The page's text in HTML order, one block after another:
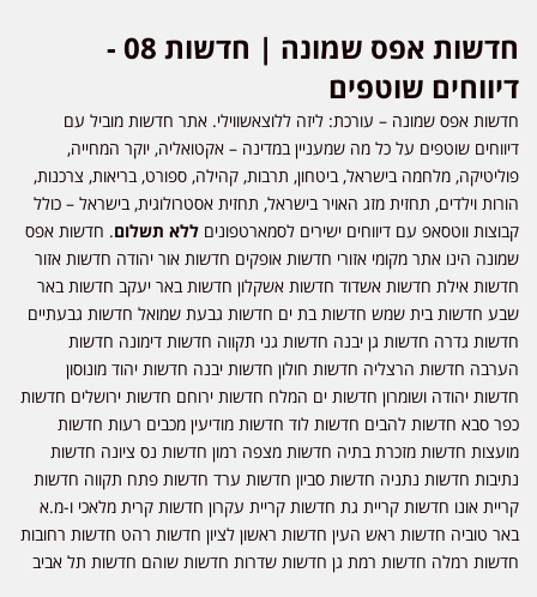
חדשות אפס שמונה | חדשות 08 -
דיווחים שוטפים
חדשות אפס שמונה – עורכת: ליזה ללוצאשווילי. אתר חדשות מוביל עם
דיווחים שוטפים על כל מה שמעניין במדינה – אקטואליה, יוקר המחייה,
פוליטיקה, מלחמה בישראל, ביטחון, תרבות, קהילה, ספורט, בריאות, צרכנות,
הורות וילדים, תחזית מזג האויר בישראל, תחזית אסטרולוגית, בישראל – כולל
קבוצות ווטסאפ עם דיווחים ישירים לסמארטפונים ללא תשלום. חדשות אפס
שמונה הינו אתר מקומי אזורי חדשות אופקים חדשות אור יהודה חדשות אזור
חדשות אילת חדשות אשדוד חדשות אשקלון חדשות באר יעקב חדשות באר
שבע חדשות בית שמש חדשות בת ים חדשות גבעת שמואל חדשות גבעתיים
חדשות גדרה חדשות גן יבנה חדשות גני תקווה חדשות דימונה חדשות
הערבה חדשות הרצליה חדשות חולון חדשות יבנה חדשות יהוד מונוסון
חדשות יהודה ושומרון חדשות ים המלח חדשות ירוחם חדשות ירושלים חדשות
כפר סבא חדשות להבים חדשות לוד חדשות מודיעין מכבים רעות חדשות
מועצות חדשות מזכרת בתיה חדשות מצפה רמון חדשות נס ציונה חדשות
נתיבות חדשות נתניה חדשות סביון חדשות ערד חדשות פתח תקווה חדשות
קריית אונו חדשות קריית גת חדשות קריית עקרון חדשות קרית מלאכי ו-מ.א
באר טוביה חדשות ראש העין חדשות ראשון לציון חדשות רהט חדשות רחובות
חדשות רמלה חדשות רמת גן חדשות שדרות חדשות שוהם חדשות תל אביב